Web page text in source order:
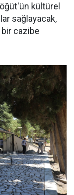
kültürel
sağlayacak,
cazibe